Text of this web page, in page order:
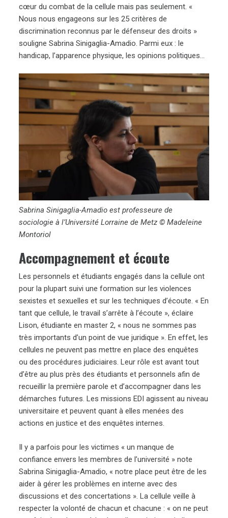
cœur du combat de la cellule mais pas seulement. «
Nous nous engageons sur les 25 critères de
discrimination reconnus par le défenseur des droits »
souligne Sabrina Sinigaglia-Amadio. Parmi eux : le
handicap, l’apparence physique, les opinions politiques…
Sabrina Sinigaglia-Amadio est professeure de
sociologie à l’Université Lorraine de Metz © Madeleine
Montoriol
Accompagnement et écoute
Les personnels et étudiants engagés dans la cellule ont
pour la plupart suivi une formation sur les violences
sexistes et sexuelles et sur les techniques d’écoute. « En
tant que cellule, le travail s’arrête à l’écoute », éclaire
Lison, étudiante en master 2, « nous ne sommes pas
très importants d’un point de vue juridique ». En effet, les
cellules ne peuvent pas mettre en place des enquêtes
ou des procédures judiciaires. Leur rôle est avant tout
d’être au plus près des étudiants et personnels afin de
recueillir la première parole et d’accompagner dans les
démarches futures. Les missions EDI agissent au niveau
universitaire et peuvent quant à elles menées des
actions en justice et des enquêtes internes.
Il y a parfois pour les victimes « un manque de
confiance envers les membres de l’université » note
Sabrina Sinigaglia-Amadio, « notre place peut être de les
aider à gérer les problèmes en interne avec des
discussions et des concertations ». La cellule veille à
respecter la volonté de chacun et chacune : « on ne peut